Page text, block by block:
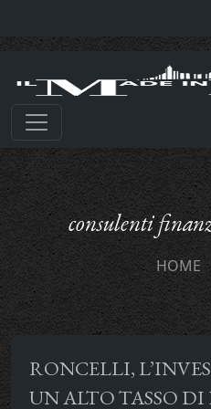
consulenti
HOME
RONCELLI,
UN ALTO TASSO